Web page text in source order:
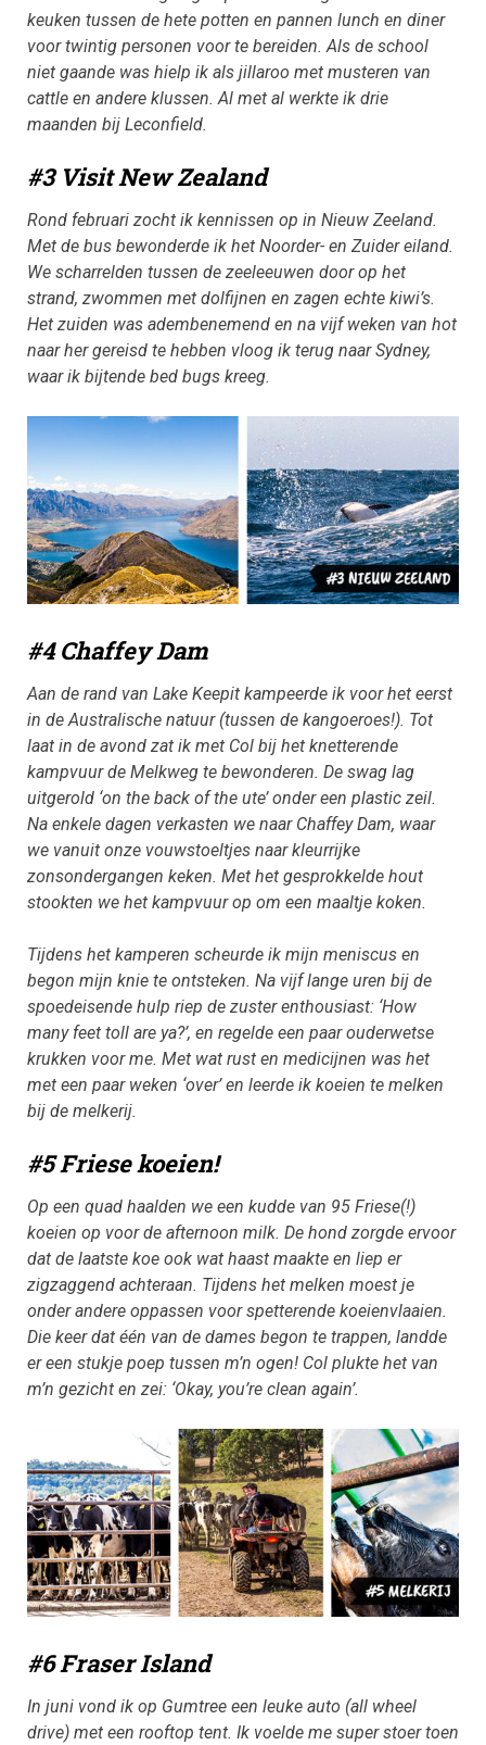
keuken tussen de hete potten en pannen lunch en diner
voor twintig personen voor te bereiden. Als de school
niet gaande was hielp ik als jillaroo met musteren van
cattle en andere klussen. Al met al werkte ik drie
maanden bij Leconfield.
#3 Visit New Zealand
Rond februari zocht ik kennissen op in Nieuw Zeeland.
Met de bus bewonderde ik het Noorder- en Zuider eiland.
We scharrelden tussen de zeeleeuwen door op het
strand, zwommen met dolfijnen en zagen echte kiwi’s.
Het zuiden was adembenemend en na vijf weken van hot
naar her gereisd te hebben vloog ik terug naar Sydney,
waar ik bijtende bed bugs kreeg.
#4 Chaffey Dam
Aan de rand van Lake Keepit kampeerde ik voor het eerst
in de Australische natuur (tussen de kangoeroes!). Tot
laat in de avond zat ik met Col bij het knetterende
kampvuur de Melkweg te bewonderen. De swag lag
uitgerold ‘on the back of the ute’ onder een plastic zeil.
Na enkele dagen verkasten we naar Chaffey Dam, waar
we vanuit onze vouwstoeltjes naar kleurrijke
zonsondergangen keken. Met het gesprokkelde hout
stookten we het kampvuur op om een maaltje koken.
Tijdens het kamperen scheurde ik mijn meniscus en
begon mijn knie te ontsteken. Na vijf lange uren bij de
spoedeisende hulp riep de zuster enthousiast: ‘How
many feet toll are ya?’, en regelde een paar ouderwetse
krukken voor me. Met wat rust en medicijnen was het
met een paar weken ‘over’ en leerde ik koeien te melken
bij de melkerij.
#5 Friese koeien!
Op een quad haalden we een kudde van 95 Friese(!)
koeien op voor de afternoon milk. De hond zorgde ervoor
dat de laatste koe ook wat haast maakte en liep er
zigzaggend achteraan. Tijdens het melken moest je
onder andere oppassen voor spetterende koeienvlaaien.
Die keer dat één van de dames begon te trappen, landde
er een stukje poep tussen m’n ogen! Col plukte het van
m’n gezicht en zei: ‘Okay, you’re clean again’.
#6 Fraser Island
In juni vond ik op Gumtree een leuke auto (all wheel
drive) met een rooftop tent. Ik voelde me super stoer toen